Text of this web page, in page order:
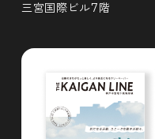
三宮国際ビル7階